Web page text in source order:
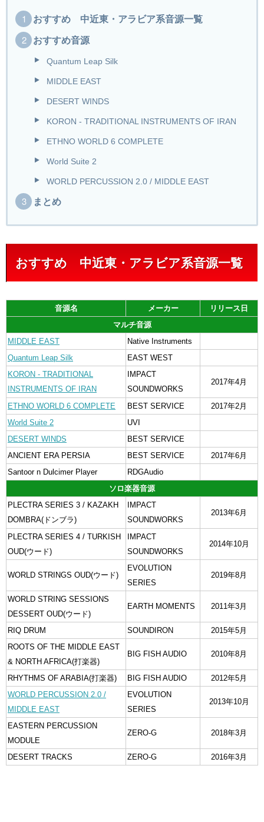
おすすめ 中近東・アラビア系音源一覧
おすすめ音源
Quantum Leap Silk
MIDDLE EAST
DESERT WINDS
KORON - TRADITIONAL INSTRUMENTS OF IRAN
ETHNO WORLD 6 COMPLETE
World Suite 2
WORLD PERCUSSION 2.0 / MIDDLE EAST
まとめ
おすすめ 中近東・アラビア系音源一覧
音源名 メーカー
リリース日
マルチ音源
MIDDLE EAST
Native Instruments
Quantum Leap Silk
EAST WEST
KORON - TRADITIONAL
INSTRUMENTS OF IRAN
IMPACT
SOUNDWORKS
2017年4月
ETHNO WORLD 6 COMPLETE BEST SERVICE
2017年2月
World Suite 2
UVI
DESERT WINDS
BEST SERVICE
ANCIENT ERA PERSIA
BEST SERVICE
2017年6月
Santoor n Dulcimer Player
RDGAudio
ソロ楽器音源
PLECTRA SERIES 3 / KAZAKH
DOMBRA(ドンブラ)
IMPACT
SOUNDWORKS
2013年6月
PLECTRA SERIES 4 / TURKISH
OUD(ウード)
IMPACT
SOUNDWORKS
2014年10月
WORLD STRINGS OUD(ウード)
EVOLUTION
SERIES
2019年8月
WORLD STRING SESSIONS
DESSERT OUD(ウード)
EARTH MOMENTS 2011年3月
RIQ DRUM SOUNDIRON
2015年5月
ROOTS OF THE MIDDLE EAST
& NORTH AFRICA(打楽器)
BIG FISH AUDIO 2010年8月
RHYTHMS OF ARABIA(打楽器) BIG FISH AUDIO
2012年5月
WORLD PERCUSSION 2.0 /
MIDDLE EAST
EVOLUTION
SERIES
2013年10月
EASTERN PERCUSSION
MODULE
ZERO-G 2018年3月
DESERT TRACKS ZERO-G 2016年3月